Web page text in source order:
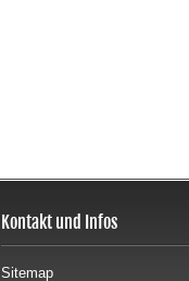
Kontakt und Infos
Sitemap